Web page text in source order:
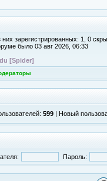
них зарегистрированных: 1, 0
было 03 авг 2026, 06:33
[Spider]
599 | Новый
Пароль: